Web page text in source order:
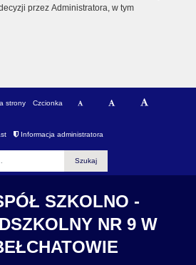
przez Administratora, w tym
strony Czcionka
Informacja administratora
SZKOLNO -
NR 9 W